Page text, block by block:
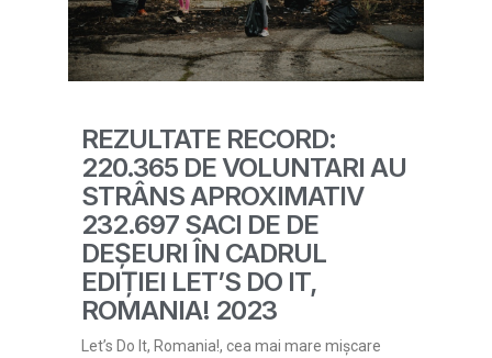
REZULTATE RECORD:
220.365 DE VOLUNTARI AU
STRÂNS APROXIMATIV
232.697 SACI DE DE
DEȘEURI ÎN CADRUL
EDIȚIEI LET’S DO IT,
ROMANIA! 2023
Let’s Do It, Romania!, cea mai mare mișcare